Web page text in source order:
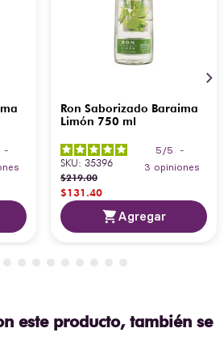
-
Ron Saborizado Baraima
Limón 750 ml
5 /5
-
3 opiniones
SKU: 35396
$219.00
$131.40
Agregar
este producto, también se